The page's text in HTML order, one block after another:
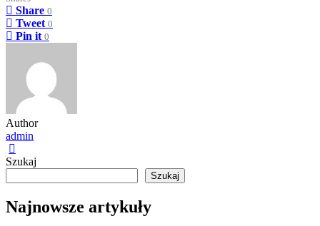
Share 0
Tweet 0
Pin it 0
Author
admin
Szukaj
Szukaj
Najnowsze artykuły